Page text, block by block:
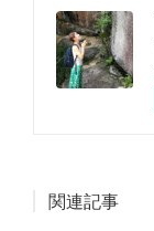
関連記事